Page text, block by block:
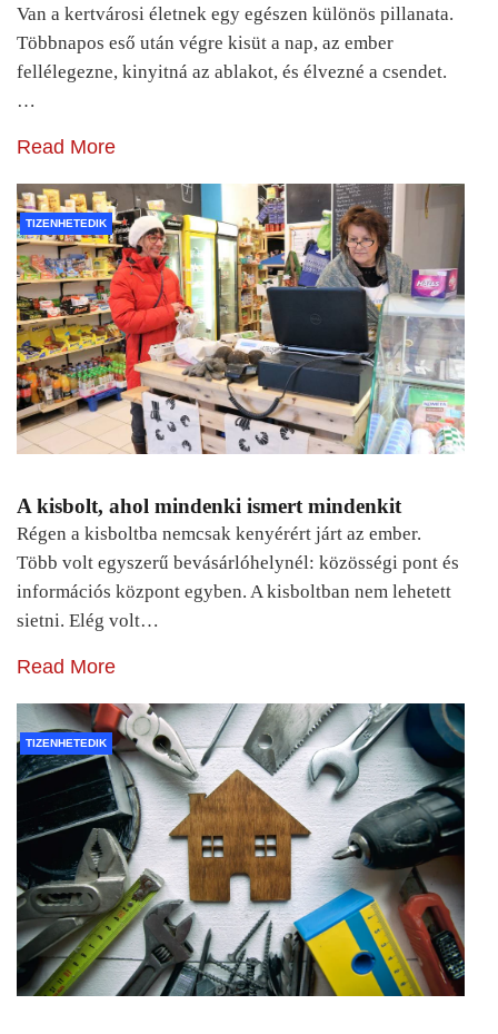
Van a kertvárosi életnek egy egészen különös pillanata.
Többnapos eső után végre kisüt a nap, az ember
fellélegezne, kinyitná az ablakot, és élvezné a csendet.
…
Read More
TIZENHETEDIK
A kisbolt, ahol mindenki ismert mindenkit
Régen a kisboltba nemcsak kenyérért járt az ember.
Több volt egyszerű bevásárlóhelynél: közösségi pont és
információs központ egyben. A kisboltban nem lehetett
sietni. Elég volt…
Read More
TIZENHETEDIK